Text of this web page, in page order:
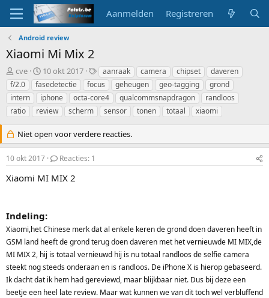
Aanmelden Registreren
Android review
Xiaomi Mi Mix 2
O
n
d
e
r
e
r
p
s
t
e
r
cve
S
t
a
r
t
a
t
u
m
10 okt 2017
T
a
g
s
aanraak camera chipset
daveren
f/2.0
fasedetectie focus geheugen geo-tagging
grond
intern
iphone octa-core4 qualcommsnapdragon
randloos
ratio
review scherm sensor tonen totaal xiaomi
Niet open voor verdere reacties.
10 okt 2017 Reacties: 1
Xiaomi MI MIX 2
Indeling:
Xiaomi,het Chinese merk dat al enkele keren de grond doen daveren heeft in
GSM land heeft de grond terug doen daveren met het vernieuwde MI MIX,de
MI MIX 2, hij is totaal vernieuwd hij is nu totaal randloos de selfie camera
steekt nog steeds onderaan en is randloos. De iPhone X is hierop gebaseerd.
Ik dacht dat ik hem had gereviewd, maar blijkbaar niet. Dus bij deze een
beetje een heel late review. Maar wat kunnen we van dit toch wel verbluffend